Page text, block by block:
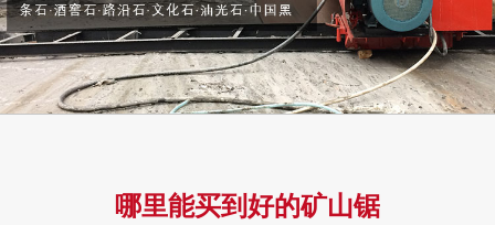
哪里能买到好的矿山锯